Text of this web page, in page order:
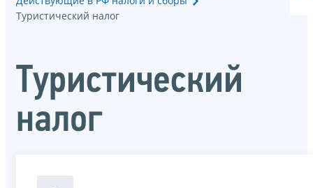
Туристический налог
Туристический
налог